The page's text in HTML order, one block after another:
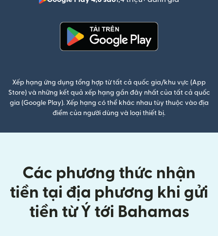
Xếp hạng ứng dụng tổng hợp từ tất cả quốc gia/khu vực (App
Store) và những kết quả xếp hạng gần đây nhất của tất cả quốc
gia (Google Play). Xếp hạng có thể khác nhau tùy thuộc vào địa
điểm của người dùng và loại thiết bị.
Các phương thức nhận
tiền tại địa phương khi gửi
tiền từ Ý tới Bahamas